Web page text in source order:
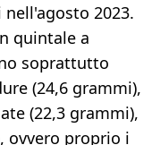
2023.
quintale a
soprattutto
(24,6 grammi),
(22,3 grammi),
ovvero proprio i